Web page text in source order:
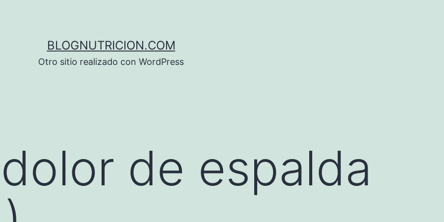
BLOGNUTRICION.COM
Otro sitio realizado con WordPress
de espalda